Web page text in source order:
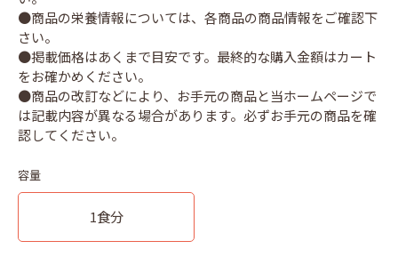
●商品の栄養情報については、各商品の商品情報をご確認下
さい。
●掲載価格はあくまで目安です。最終的な購入金額はカート
をお確かめください。
●商品の改訂などにより、お手元の商品と当ホームページで
は記載内容が異なる場合があります。必ずお手元の商品を確
容量
1食分